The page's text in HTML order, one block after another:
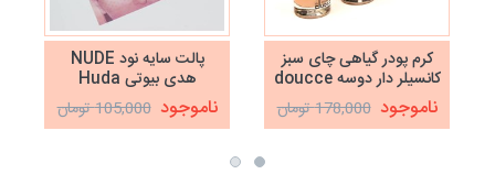
کرم پودر گیاهی چای سبز
کانسیلر دار دوسه doucce
ناموجود 178,000 تومان
پالت سایه نود NUDE
هدی بیوتی Huda
beautyناموجود 105,000 تومان